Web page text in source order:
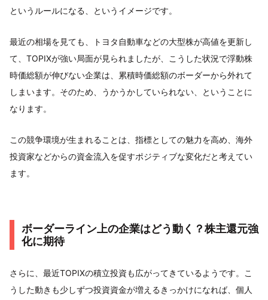
というルールになる、というイメージです。
最近の相場を見ても、トヨタ自動車などの大型株が高値を更新し
て、TOPIXが強い局面が見られましたが、こうした状況で浮動株
時価総額が伸びない企業は、累積時価総額のボーダーから外れて
しまいます。そのため、うかうかしていられない、ということに
なります。
この競争環境が生まれることは、指標としての魅力を高め、海外
投資家などからの資金流入を促すポジティブな変化だと考えてい
ます。
ボーダーライン上の企業はどう動く？株主還元強
化に期待
さらに、最近TOPIXの積立投資も広がってきているようです。こ
うした動きも少しずつ投資資金が増えるきっかけになれば、個人